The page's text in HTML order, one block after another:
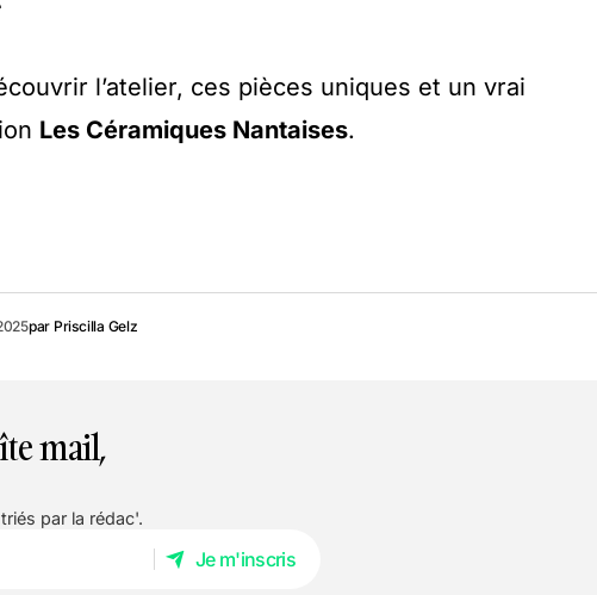
l’atelier, ces pièces uniques et un vrai
Les Céramiques Nantaises.
par Priscilla Gelz
mail,
par la rédac'.
Je m'inscris